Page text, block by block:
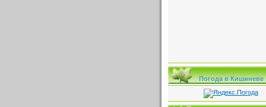
Погода в Кишиневе